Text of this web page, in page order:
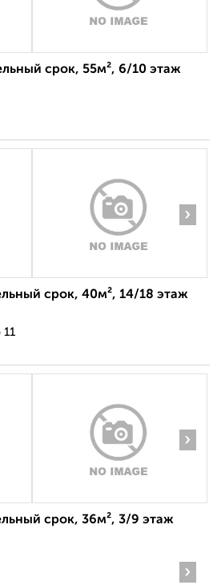
срок, 55м², 6/10 этаж
›
срок, 40м², 14/18 этаж
›
срок, 36м², 3/9 этаж
›